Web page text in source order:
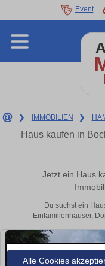
Alle Cookies
Event
❯ IMMOBILIEN ❯
Haus kaufen in
Jetzt ein Haus
Du suchst ein
Einfamilienhäuser,